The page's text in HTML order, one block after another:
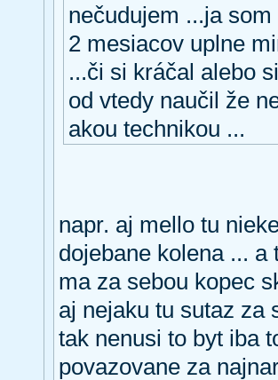
nečudujem ...ja
2 mesiacov uplne
...či si kráčal alebo
od vtedy naučil že
akou technikou ...
napr. aj mello tu
dojebane kolena ...
ma za sebou kopec
aj nejaku tu sutaz za
tak nenusi to byt iba
povazovane za